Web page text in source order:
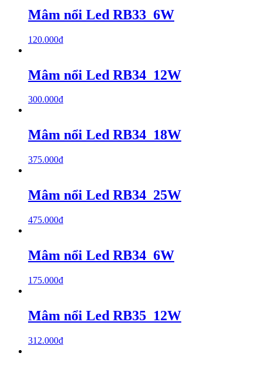
Mâm nổi Led RB33_6W
120.000₫
Mâm nổi Led RB34_12W
300.000₫
Mâm nổi Led RB34_18W
375.000₫
Mâm nổi Led RB34_25W
475.000₫
Mâm nổi Led RB34_6W
175.000₫
Mâm nổi Led RB35_12W
312.000₫